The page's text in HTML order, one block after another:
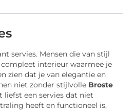
servies. Mensen die van stijl
interieur waarmee je
zien dat je van elegantie en
niet zonder stijlvolle Broste
liefst een servies dat niet
heeft en functioneel is,